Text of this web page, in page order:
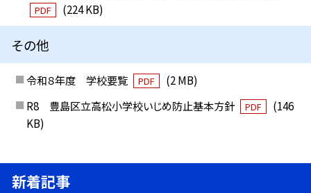
PDF (224 KB)
その他
令和８年度 学校要覧 PDF
(2 MB)
R8 豊島区立高松小学校いじめ防止基本方針
PDF
(146
KB)
新着記事